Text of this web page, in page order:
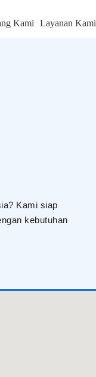
Kami Layanan Kami
Kami siap
kebutuhan